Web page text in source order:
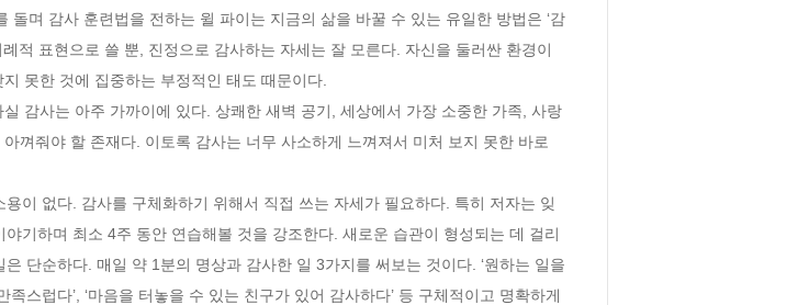
적 표현으로 쓸 뿐, 진정으로 감사하는 자세는 잘 모른다. 자신을 둘러싼 환경이
못한 것에 집중하는 부정적인 태도 때문이다.
껴줘야 할 존재다. 이토록 감사는 너무 사소하게 느껴져서 미처 보지 못한 바로
기하며 최소 4주 동안 연습해볼 것을 강조한다. 새로운 습관이 형성되는 데 걸리
단순하다. 매일 약 1분의 명상과 감사한 일 3가지를 써보는 것이다. ‘원하는 일을
스럽다’, ‘마음을 터놓을 수 있는 친구가 있어 감사하다’ 등 구체적이고 명확하게